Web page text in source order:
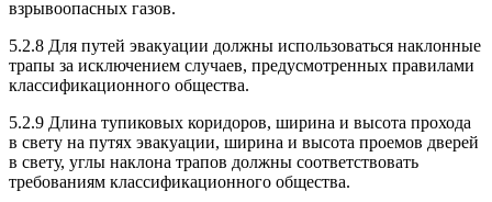
взрывоопасных газов.
5.2.8 Для путей эвакуации должны использоваться наклонные
трапы за исключением случаев, предусмотренных правилами
классификационного общества.
5.2.9 Длина тупиковых коридоров, ширина и высота прохода
в свету на путях эвакуации, ширина и высота проемов дверей
в свету, углы наклона трапов должны соответствовать
требованиям классификационного общества.